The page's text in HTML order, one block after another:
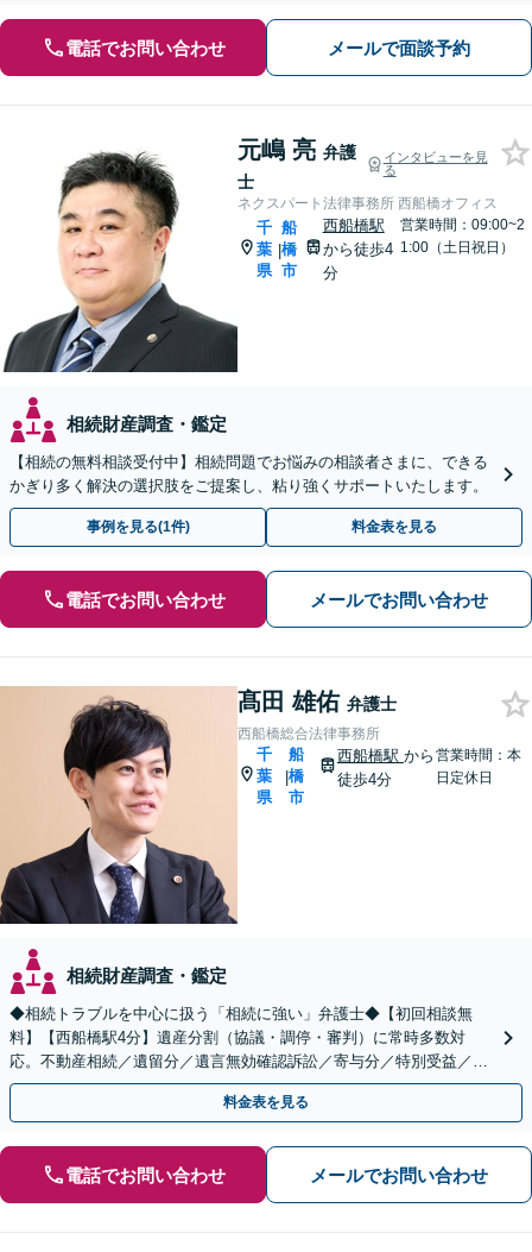
電話でお問い合わせ メールで面談予約
元嶋 亮 弁護
士
インタビューを見
る
ネクスパート法律事務所 西船橋オフィス
千
葉
県
|
船
橋
市
西船橋駅
から徒歩4
分
営業時間：09:00~2
1:00（土日祝日）
相続財産調査・鑑定
【相続の無料相談受付中】相続問題でお悩みの相談者さまに、できる
かぎり多く解決の選択肢をご提案し、粘り強くサポートいたします。
事例を見る(1件) 料金表を見る
電話でお問い合わせ メールでお問い合わせ
髙田 雄佑 弁護士
西船橋総合法律事務所
千
葉
県
|
船
橋
市
西船橋駅 から
徒歩4分
営業時間：本
日定休日
相続財産調査・鑑定
◆相続トラブルを中心に扱う「相続に強い」弁護士◆【初回相談無
料】【西船橋駅4分】遺産分割（協議・調停・審判）に常時多数対
応。不動産相続／遺留分／遺言無効確認訴訟／寄与分／特別受益／使
途不明金など複雑な案件もお任せください【夜間・土日相談◎】
料金表を見る
電話でお問い合わせ メールでお問い合わせ